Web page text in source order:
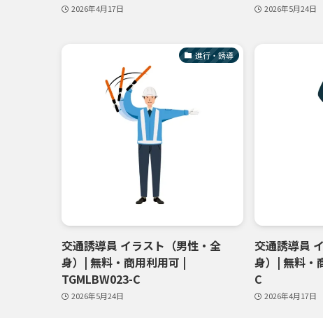
2026年4月17日 2026年5月24日
進行・誘導
交通誘導員 イラスト（男性・全
身）| 無料・商用利用可 |
TGMLBW023-C
2026年5月24日
交通誘導員
身）| 無料・
C
2026年4月17日